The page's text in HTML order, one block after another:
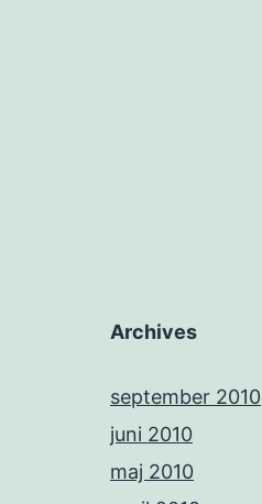
Archives
september 2010
juni 2010
maj 2010